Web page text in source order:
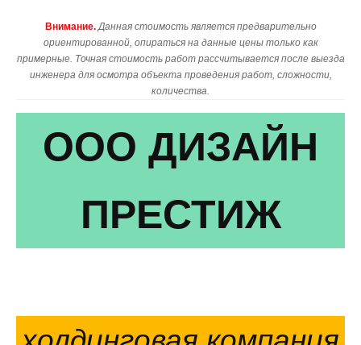
Внимание. Данная стоимость является предварительно
ориентированной, опираться на данные цены только как
примерные. Точная стоимость работ рассчитывается после выезда
инженера для осмотра объекта проведения работ, сложности,
количества.
ООО ДИЗАЙН
ПРЕСТИЖ